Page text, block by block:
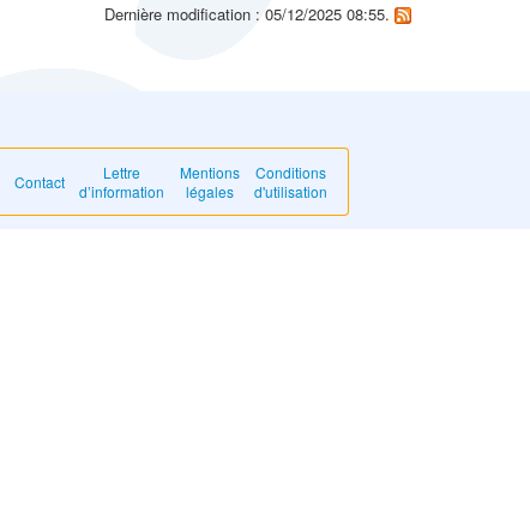
Dernière modification : 05/12/2025 08:55.
Contact
Lettre
d’information
Mentions
légales
Conditions
d'utilisation